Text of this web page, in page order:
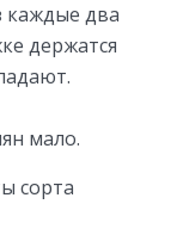
каждые два
держатся
мало.
сорта